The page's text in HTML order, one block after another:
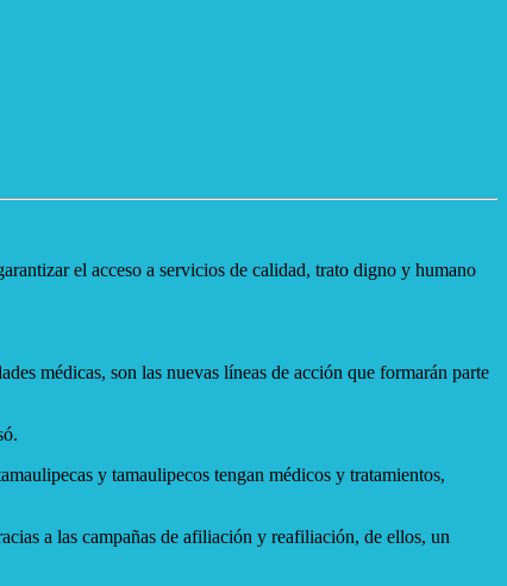
el acceso a servicios de calidad, trato digno y humano
médicas, son las nuevas líneas de acción que formarán parte
y tamaulipecos tengan médicos y tratamientos,
a las campañas de afiliación y reafiliación, de ellos, un